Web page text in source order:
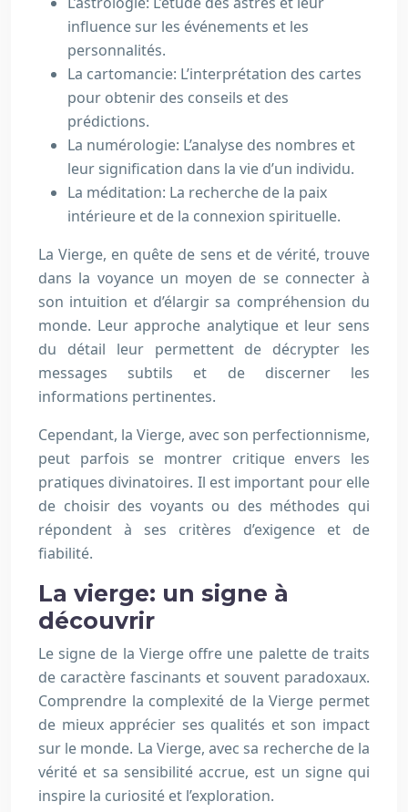
influence sur les événements et les
personnalités.
La cartomancie: L’interprétation des cartes
pour obtenir des conseils et des
prédictions.
La numérologie: L’analyse des nombres et
leur signification dans la vie d’un individu.
La méditation: La recherche de la paix
intérieure et de la connexion spirituelle.
La Vierge, en quête de sens et de vérité, trouve
dans la voyance un moyen de se connecter à
son intuition et d’élargir sa compréhension du
monde. Leur approche analytique et leur sens
du détail leur permettent de décrypter les
messages subtils et de discerner les
informations pertinentes.
Cependant, la Vierge, avec son perfectionnisme,
peut parfois se montrer critique envers les
pratiques divinatoires. Il est important pour elle
de choisir des voyants ou des méthodes qui
répondent à ses critères d’exigence et de
fiabilité.
La vierge: un signe à
découvrir
Le signe de la Vierge offre une palette de traits
de caractère fascinants et souvent paradoxaux.
Comprendre la complexité de la Vierge permet
de mieux apprécier ses qualités et son impact
sur le monde. La Vierge, avec sa recherche de la
vérité et sa sensibilité accrue, est un signe qui
inspire la curiosité et l’exploration.